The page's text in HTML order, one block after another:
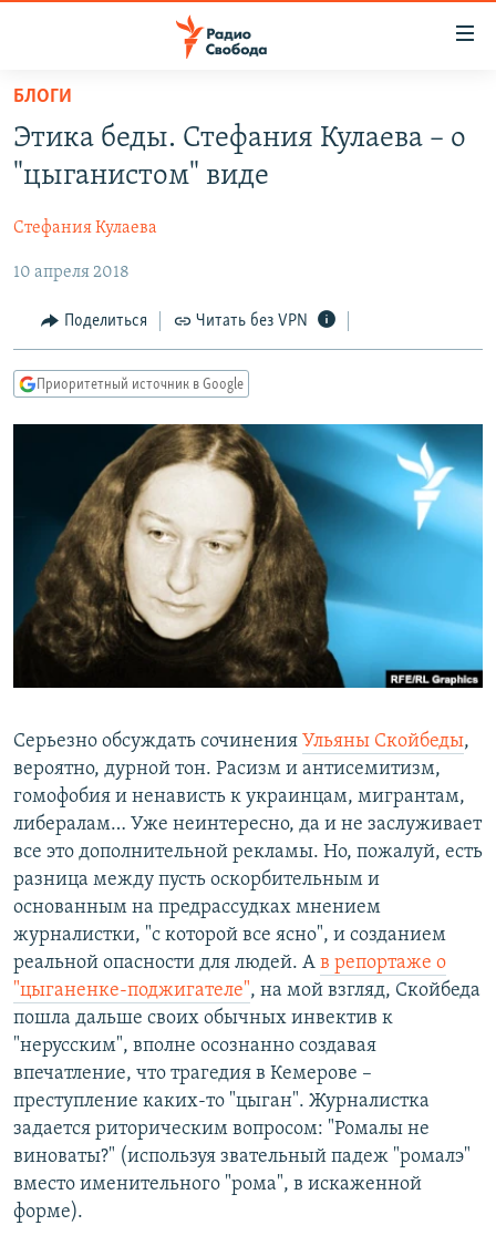
упрощенного
доступа
Вернуться
основному
Вернутся
главной
навигации
Вернутся
ПРОГРАММЫ
ПОДКАСТЫ
ЦИТАТЫ СВОБОДЫ
МНЕНИЯ
КУЛЬТУРА
IDEL.РЕАЛИИ
КАВКАЗ.РЕАЛИИ
СЕВЕР.РЕАЛИИ
СИБИРЬ.РЕАЛИИ
РАСПИСАНИЕ ВЕЩАНИЯ
ПОДПИШИТЕСЬ НА РАССЫЛКУ
СОЦИАЛЬНЫЕ СЕТИ
Все сайты РСЕ/РС
БЛОГИ
Этика беды. Стефания Кулаева – о
"цыганистом" виде
Стефания Кулаева
10 апреля 2018
Поделиться Читать без VPN
Приоритетный источник в Google
Серьезно обсуждать сочинения Ульяны Скойбеды,
вероятно, дурной тон. Расизм и антисемитизм,
гомофобия и ненависть к украинцам, мигрантам,
либералам… Уже неинтересно, да и не заслуживает
все это дополнительной рекламы. Но, пожалуй, есть
разница между пусть оскорбительным и
основанным на предрассудках мнением
журналистки, "с которой все ясно", и созданием
реальной опасности для людей. А в репортаже о
"цыганенке-поджигателе", на мой взгляд, Скойбеда
пошла дальше своих обычных инвектив к
"нерусским", вполне осознанно создавая
впечатление, что трагедия в Кемерове –
преступление каких-то "цыган". Журналистка
задается риторическим вопросом: "Ромалы не
виноваты?" (используя звательный падеж "ромалэ"
вместо именительного "рома", в искаженной
форме).